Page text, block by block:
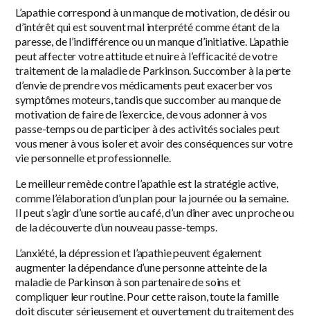
L’apathie correspond à un manque de motivation, de désir ou
d’intérêt qui est souvent mal interprété comme étant de la
paresse, de l’indifférence ou un manque d’initiative. L’apathie
peut affecter votre attitude et nuire à l’efficacité de votre
traitement de la maladie de Parkinson. Succomber à la perte
d’envie de prendre vos médicaments peut exacerber vos
symptômes moteurs, tandis que succomber au manque de
motivation de faire de l’exercice, de vous adonner à vos
passe-temps ou de participer à des activités sociales peut
vous mener à vous isoler et avoir des conséquences sur votre
vie personnelle et professionnelle.
Le meilleur remède contre l’apathie est la stratégie active,
comme l’élaboration d’un plan pour la journée ou la semaine.
Il peut s’agir d’une sortie au café, d’un dîner avec un proche ou
de la découverte d’un nouveau passe-temps.
L’anxiété, la dépression et l’apathie peuvent également
augmenter la dépendance d’une personne atteinte de la
maladie de Parkinson à son partenaire de soins et
compliquer leur routine. Pour cette raison, toute la famille
doit discuter sérieusement et ouvertement du traitement des